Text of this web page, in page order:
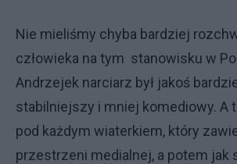
Nie mieliśmy chyba bardziej
człowieka na tym stanowisku w
Andrzejek narciarz był jakoś
stabilniejszy i mniej komediowy. A
pod każdym wiaterkiem, który
przestrzeni medialnej, a potem jak